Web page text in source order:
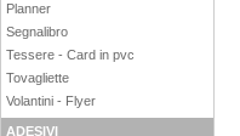
Planner
Segnalibro
Tessere - Card in pvc
Tovagliette
Volantini - Flyer
ADESIVI